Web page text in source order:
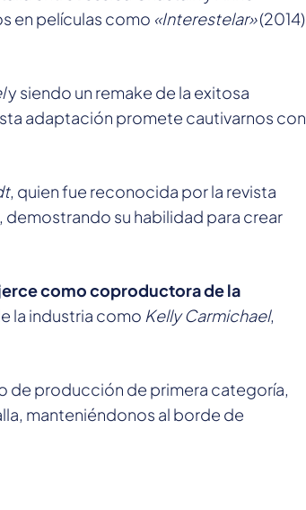
en películas como «Interestelar»(2014)
y siendo un remake de la exitosa
adaptación promete cautivarnos con
, quien fue reconocida por la revista
demostrando su habilidad para crear
como coproductora de la
la industria como Kelly Carmichael,
de producción de primera categoría,
manteniéndonos al borde de